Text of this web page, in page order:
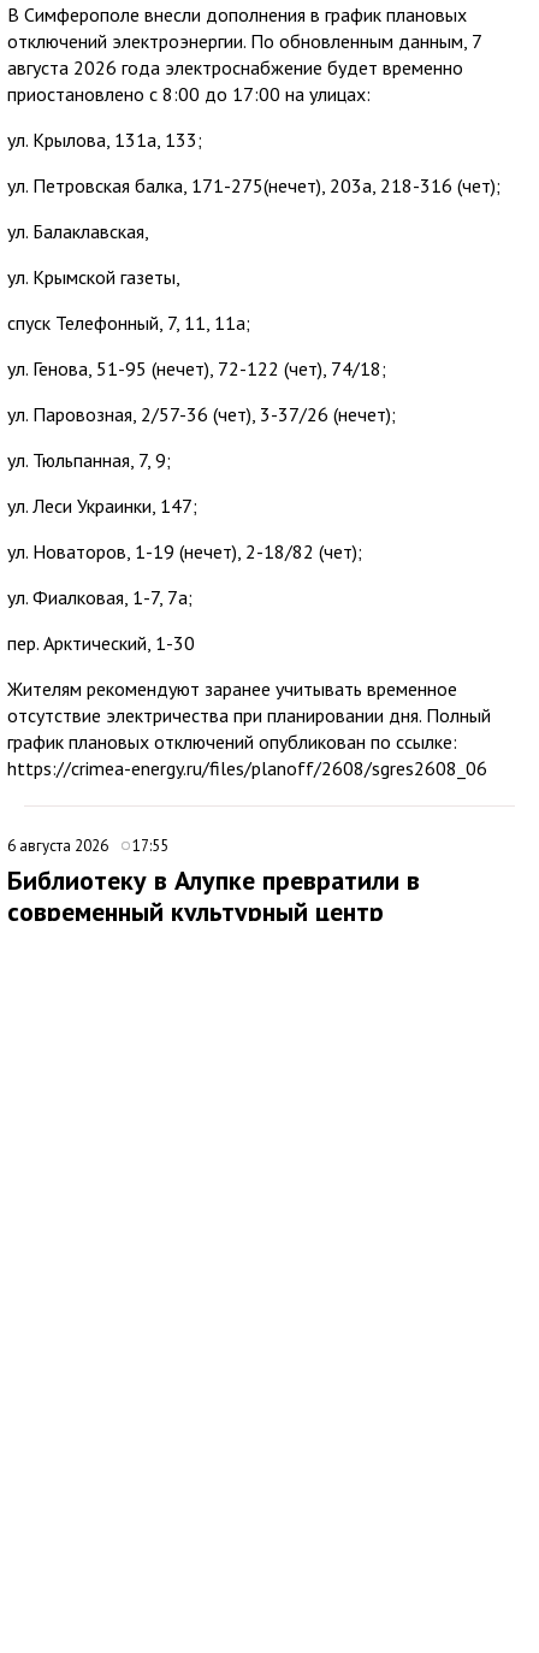
В Симферополе внесли дополнения в график плановых
отключений электроэнергии. По обновленным данным, 7
августа 2026 года электроснабжение будет временно
приостановлено с 8:00 до 17:00 на улицах:
ул. Крылова, 131а, 133;
ул. Петровская балка, 171-275(нечет), 203а, 218-316 (чет);
ул. Балаклавская,
ул. Крымской газеты,
спуск Телефонный, 7, 11, 11а;
ул. Генова, 51-95 (нечет), 72-122 (чет), 74/18;
ул. Паровозная, 2/57-36 (чет), 3-37/26 (нечет);
ул. Тюльпанная, 7, 9;
ул. Леси Украинки, 147;
ул. Новаторов, 1-19 (нечет), 2-18/82 (чет);
ул. Фиалковая, 1-7, 7а;
пер. Арктический, 1-30
Жителям рекомендуют заранее учитывать временное
отсутствие электричества при планировании дня. Полный
график плановых отключений опубликован по ссылке:
https://crimea-energy.ru/files/planoff/2608/sgres2608_06
6 августа 2026 17:55
Библиотеку в Алупке превратили в
современный культурный центр